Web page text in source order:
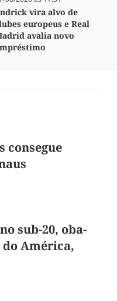
vira alvo de
europeus e Real
avalia novo
consegue
sub-20, oba-
América,